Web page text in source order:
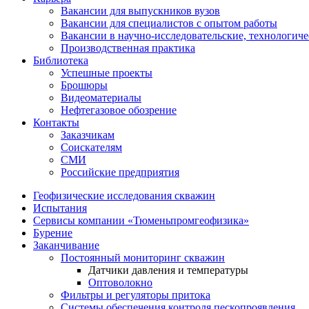
Вакансии для выпускников вузов
Вакансии для специалистов с опытом работы
Вакансии в научно-исследовательские,
Производственная практика
Библиотека
Успешные проекты
Брошюры
Видеоматериалы
Нефтегазовое обозрение
Контакты
Заказчикам
Соискателям
СМИ
Российские предприятия
Геофизические исследования скважин
Испытания
Сервисы компании «Тюменьпромгеофизика»
Бурение
Заканчивание
Постоянный мониторинг скважин
Датчики давления и температуры
Оптоволокно
Фильтры и регуляторы притока